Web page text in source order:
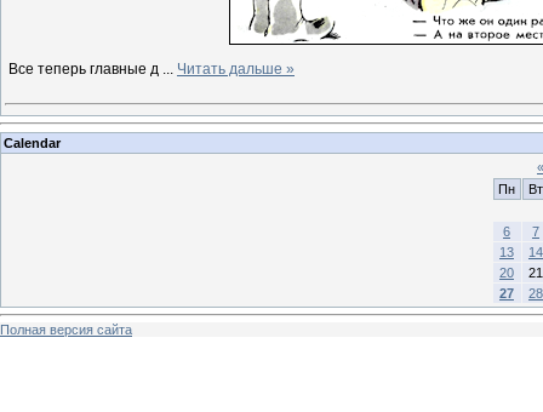
Все теперь главные д ... Читать дальше »
Calendar
«
Пн
Вт
6
7
13
14
20
21
27
28
Полная версия сайта